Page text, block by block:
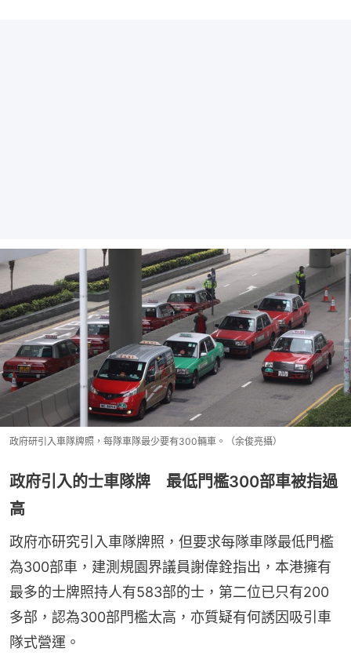
政府研引入車隊牌照，每隊車隊最少要有300輛車。（余俊亮攝）
政府引入的士車隊牌 最低門檻300部車被指過
高
政府亦研究引入車隊牌照，但要求每隊車隊最低門檻
為300部車，建測規園界議員謝偉銓指出，本港擁有
最多的士牌照持人有583部的士，第二位已只有200
多部，認為300部門檻太高，亦質疑有何誘因吸引車
隊式營運。